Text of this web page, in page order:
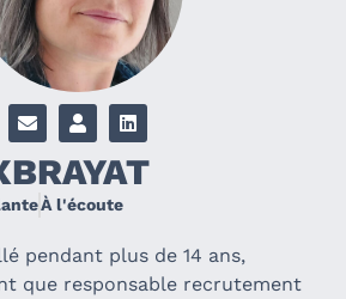
À l'écoute
pendant plus de 14 ans,
que responsable recrutement